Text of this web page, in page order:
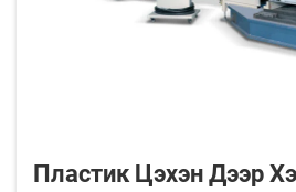
Пластик Цэхэн Дээр